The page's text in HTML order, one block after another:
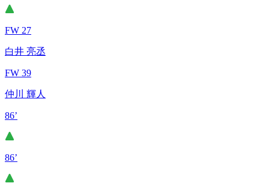
FW 27
白井 亮丞
FW 39
仲川 輝人
86’
86’